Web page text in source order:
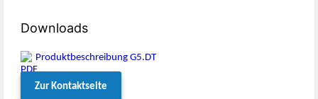
Downloads
Produktbeschreibung G5.DT
Zur Kontaktseite